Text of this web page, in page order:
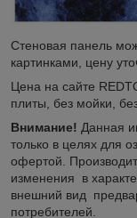
Стеновая панель
картинками, цену
Цена на сайте
плиты, без мойки,
Внимание! Данная
только в целях для
офертой.
изменения в
внешний вид
потребителей.